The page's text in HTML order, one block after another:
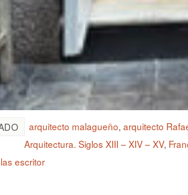
arquitecto malagueño, arquitecto
Arquitectura. Siglos XIII – XIV – XV,
escritor